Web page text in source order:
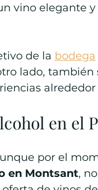
vino elegante
de la bodega
lado,
en el
por el
en Montsant,